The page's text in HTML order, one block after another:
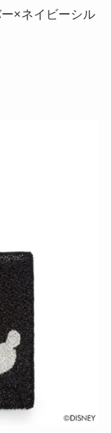
×ネイビーシル